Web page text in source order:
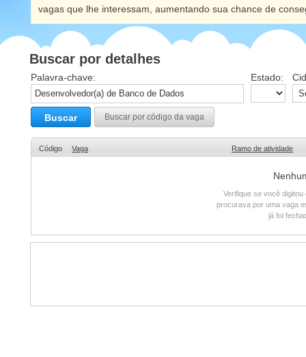
vagas que lhe interessam, aumentando sua chance de
Buscar por detalhes
Palavra-chave: Estado:
Buscar Buscar por código da vaga
Código Vaga Ramo de atividade
Verifique se você
procurava por uma vaga
já foi